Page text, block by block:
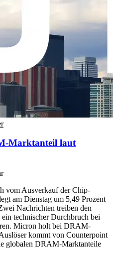
Marktanteil laut
vom Ausverkauf der Chip-
am Dienstag um 5,49 Prozent
Nachrichten treiben den
technischer Durchbruch bei
Micron holt bei DRAM-
kommt von Counterpoint
globalen DRAM-Marktanteile